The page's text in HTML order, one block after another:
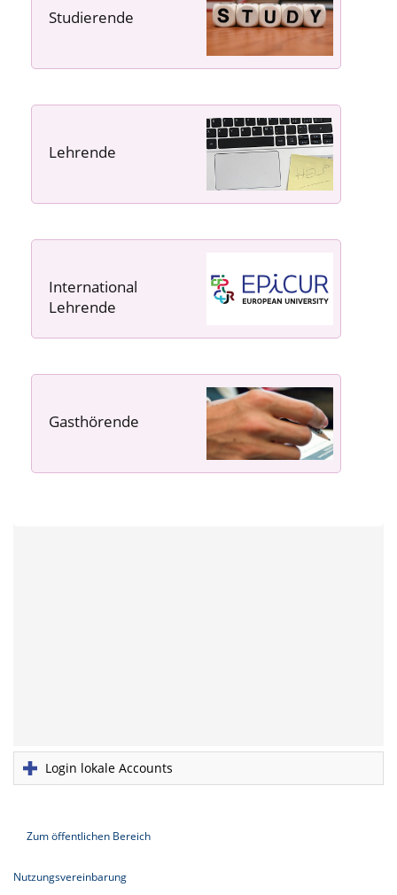
Studierende
Lehrende
International
Lehrende
Gasthörende
Login lokale Accounts
Zum öffentlichen Bereich
Nutzungsvereinbarung